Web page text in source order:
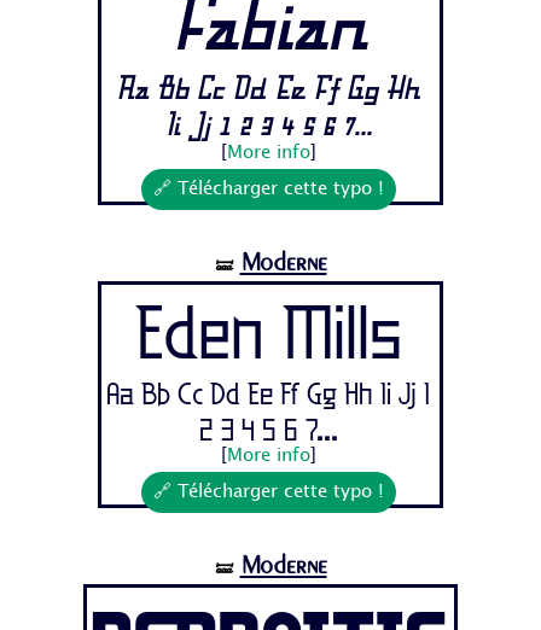
Fabian
Aa Bb Cc Dd Ee Ff Gg Hh
Ii Jj 1 2 3 4 5 6 7...
More info]
🔗 Télécharger cette typo !
🝛 Moderne
Eden Mills
Aa Bb Cc Dd Ee Ff Gg Hh Ii Jj 1
2 3 4 5 6 7...
More info]
🔗 Télécharger cette typo !
🝛 Moderne